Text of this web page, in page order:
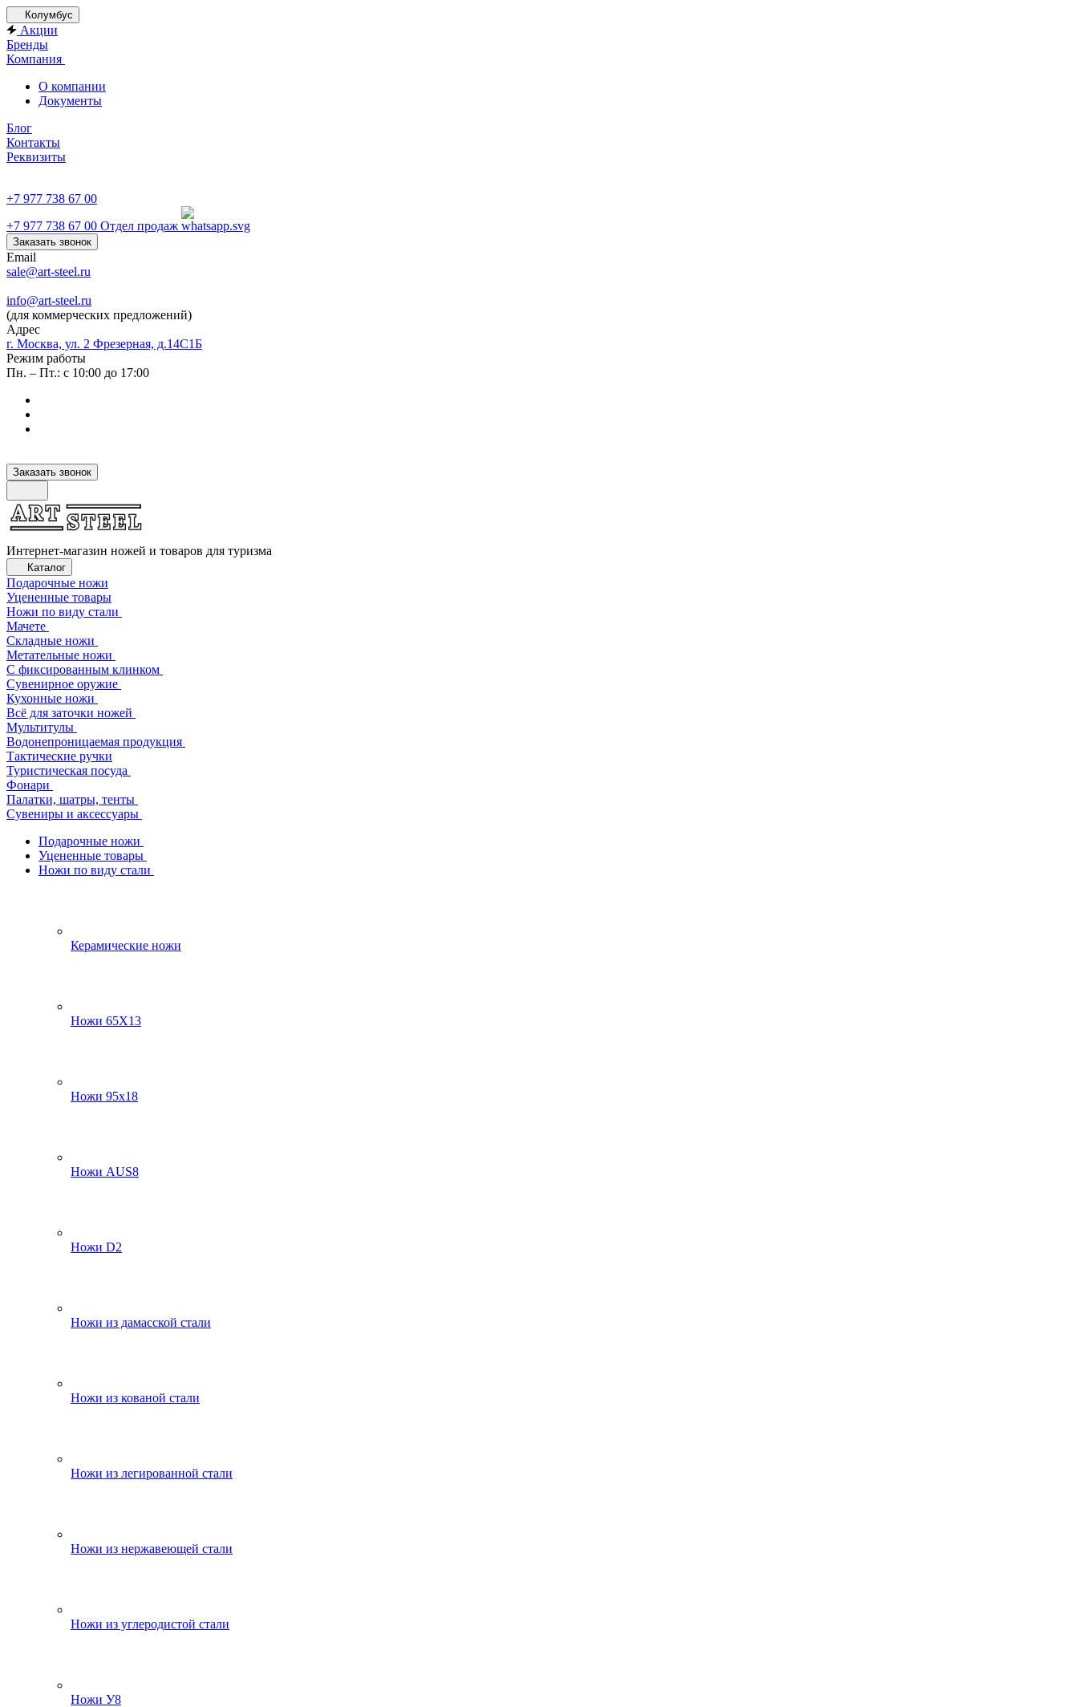
Колумбус
Акции
Бренды
Компания
О компании
Документы
Блог
Контакты
Реквизиты
+7 977 738 67 00
+7 977 738 67 00 Отдел продаж
Заказать звонок
Email
sale@art-steel.ru
info@art-steel.ru
(для коммерческих предложений)
Адрес
г. Москва, ул. 2 Фрезерная, д.14С1Б
Режим работы
Пн. – Пт.: с 10:00 до 17:00
Заказать звонок
Интернет-магазин ножей и товаров для туризма
Каталог
Подарочные ножи
Уцененные товары
Ножи по виду стали
Мачете
Складные ножи
Метательные ножи
С фиксированным клинком
Сувенирное оружие
Кухонные ножи
Всё для заточки ножей
Мультитулы
Водонепроницаемая продукция
Тактические ручки
Туристическая посуда
Фонари
Палатки, шатры, тенты
Сувениры и аксессуары
Подарочные ножи
Уцененные товары
Ножи по виду стали
Керамические ножи
Ножи 65Х13
Ножи 95х18
Ножи AUS8
Ножи D2
Ножи из дамасской стали
Ножи из кованой стали
Ножи из легированной стали
Ножи из нержавеющей стали
Ножи из углеродистой стали
Ножи У8